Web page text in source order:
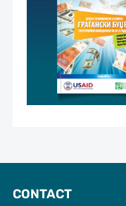
CONTACT